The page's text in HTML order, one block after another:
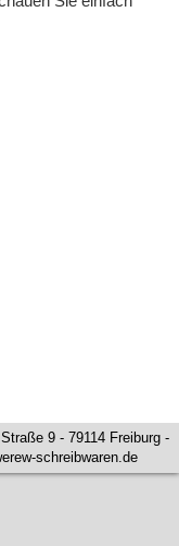
9 - 79114 Freiburg -
schreibwaren.de